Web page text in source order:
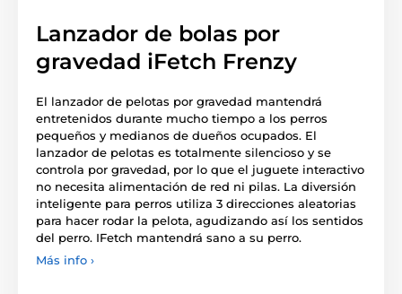
Lanzador de bolas por
gravedad iFetch Frenzy
El lanzador de pelotas por gravedad mantendrá
entretenidos durante mucho tiempo a los perros
pequeños y medianos de dueños ocupados. El
lanzador de pelotas es totalmente silencioso y se
controla por gravedad, por lo que el juguete interactivo
no necesita alimentación de red ni pilas. La diversión
inteligente para perros utiliza 3 direcciones aleatorias
para hacer rodar la pelota, agudizando así los sentidos
del perro. IFetch mantendrá sano a su perro.
Más info ›